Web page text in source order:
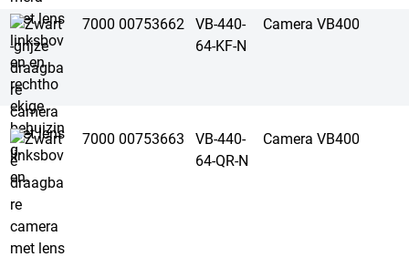
7000 00753662
VB-440-
64-KF-N
Camera VB400
7000 00753663
VB-440-
64-QR-N
Camera VB400